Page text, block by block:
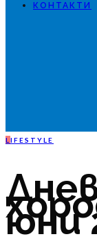
КОНТАКТИ
L IFESTYLE
юни